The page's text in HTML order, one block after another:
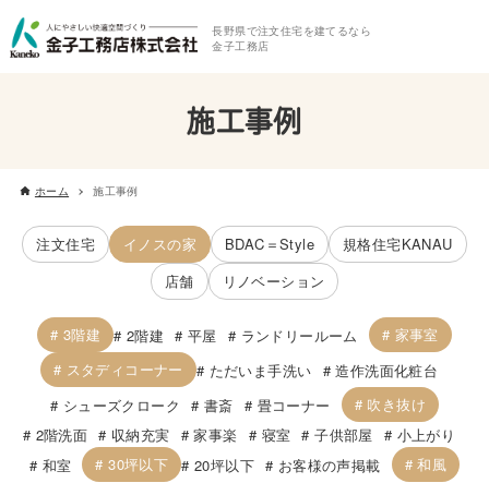
長野県で注文住宅を建てるなら
金子工務店
施工事例
ホーム 施工事例
注文住宅 イノスの家 BDAC＝Style
規格住宅KANAU
店舗
リノベーション
3階建 2階建 平屋 ランドリールーム
家事室
スタディコーナー
ただいま手洗い
造作洗面化粧台
シューズクローク
書斎 畳コーナー
吹き抜け
2階洗面
収納充実 家事楽 寝室 子供部屋
小上がり
和室
30坪以下 20坪以下 お客様の声掲載
和風